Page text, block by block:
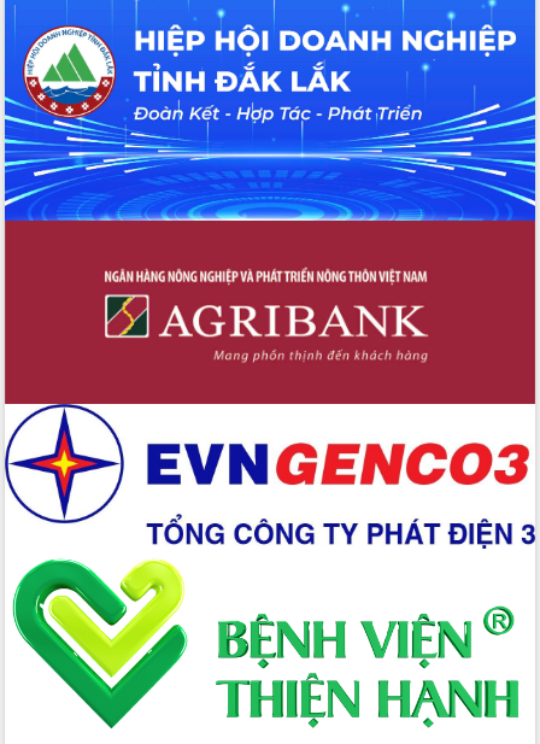
Đắk Lắk: Tôn vinh 46 giải pháp tại Hội
thi Sáng tạo Kỹ thuật 2024 - 2025
Đắk Lắk rà soát, điều chỉnh Đề án 190
về phát triển nuôi trồng thủy sản
Phó Chủ tịch UBND tỉnh Đắk Lắk
Trương Công Thái kiểm tra thực địa
Dự án cao tốc Khánh Hòa - Buôn Ma
Thuột
Định vị cà phê Việt Nam như một “di
Xây dựng nông thôn mới: Nâng cao đời
sống người dân từ những mô hình thiết
Quyết liệt tháo gỡ vướng mắc, đẩy
trong Khu kinh tế Nam Phú Yên
Hòn Yến phát triển du lịch gắn với bảo
tồn biển
Lấy ý kiến điều chỉnh Quy hoạch tỉnh
Đắk Lắk thời kỳ 2021-2030, tầm nhìn
Phát động chiến dịch 30 ngày đêm
giải phóng mặt bằng Tuyến đường bộ
ven biển
Đắk Lắk nỗ lực thúc đẩy tăng trưởng
kinh tế từ 10% trở lên trong Quý
Đắk Lắk ký kết thỏa thuận hợp tác về